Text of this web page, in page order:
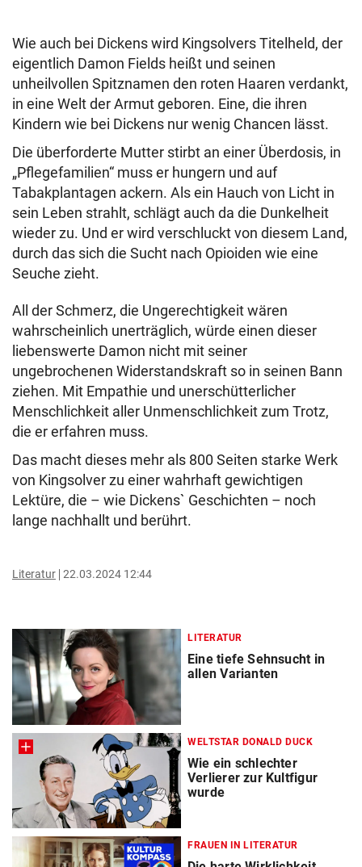
Wie auch bei Dickens wird Kingsolvers Titelheld, der
eigentlich Damon Fields heißt und seinen
unheilvollen Spitznamen den roten Haaren verdankt,
in eine Welt der Armut geboren. Eine, die ihren
Kindern wie bei Dickens nur wenig Chancen lässt.
Die überforderte Mutter stirbt an einer Überdosis, in
„Pflegefamilien“ muss er hungern und auf
Tabakplantagen ackern. Als ein Hauch von Licht in
sein Leben strahlt, schlägt auch da die Dunkelheit
wieder zu. Und er wird verschluckt von diesem Land,
durch das sich die Sucht nach Opioiden wie eine
Seuche zieht.
All der Schmerz, die Ungerechtigkeit wären
wahrscheinlich unerträglich, würde einen dieser
liebenswerte Damon nicht mit seiner
ungebrochenen Widerstandskraft so in seinen Bann
ziehen. Mit Empathie und unerschütterlicher
Menschlichkeit aller Unmenschlichkeit zum Trotz,
die er erfahren muss.
Das macht dieses mehr als 800 Seiten starke Werk
von Kingsolver zu einer wahrhaft gewichtigen
Lektüre, die – wie Dickens` Geschichten – noch
lange nachhallt und berührt.
Literatur 22.03.2024 12:44
LITERATUR
Eine tiefe Sehnsucht in
allen Varianten
WELTSTAR DONALD DUCK
Wie ein schlechter
Verlierer zur Kultfigur
wurde
FRAUEN IN LITERATUR